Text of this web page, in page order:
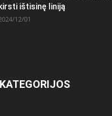
kirsti ištisinę liniją
12/01